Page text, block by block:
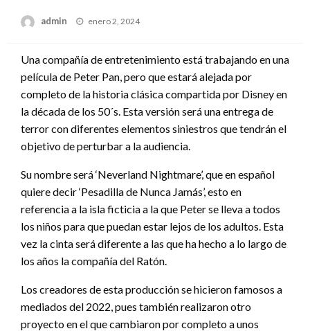
admin
Publicado
enero 2, 2024
Una compañía de entretenimiento está trabajando en una
película de Peter Pan, pero que estará alejada por
completo de la historia clásica compartida por Disney en
la década de los 50´s. Esta versión será una entrega de
terror con diferentes elementos siniestros que tendrán el
objetivo de perturbar a la audiencia.
Su nombre será ‘Neverland Nightmare’, que en español
quiere decir ‘Pesadilla de Nunca Jamás’, esto en
referencia a la isla ficticia a la que Peter se lleva a todos
los niños para que puedan estar lejos de los adultos. Esta
vez la cinta será diferente a las que ha hecho a lo largo de
los años la compañía del Ratón.
Los creadores de esta producción se hicieron famosos a
mediados del 2022, pues también realizaron otro
proyecto en el que cambiaron por completo a unos